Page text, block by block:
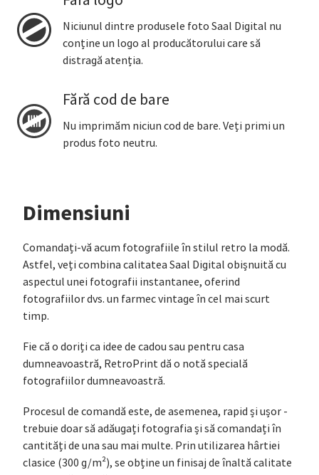
Niciunul dintre produsele foto Saal Digital nu
conține un logo al producătorului care să
distragă atenția.
Fără cod de bare
Nu imprimăm niciun cod de bare. Veți primi un
produs foto neutru.
Dimensiuni
Comandați-vă acum fotografiile în stilul retro la modă.
Astfel, veți combina calitatea Saal Digital obișnuită cu
aspectul unei fotografii instantanee, oferind
fotografiilor dvs. un farmec vintage în cel mai scurt
timp.
Fie că o doriți ca idee de cadou sau pentru casa
dumneavoastră, RetroPrint dă o notă specială
fotografiilor dumneavoastră.
Procesul de comandă este, de asemenea, rapid și ușor -
trebuie doar să adăugați fotografia și să comandați în
cantități de una sau mai multe. Prin utilizarea hârtiei
clasice (300 g/m²), se obține un finisaj de înaltă calitate